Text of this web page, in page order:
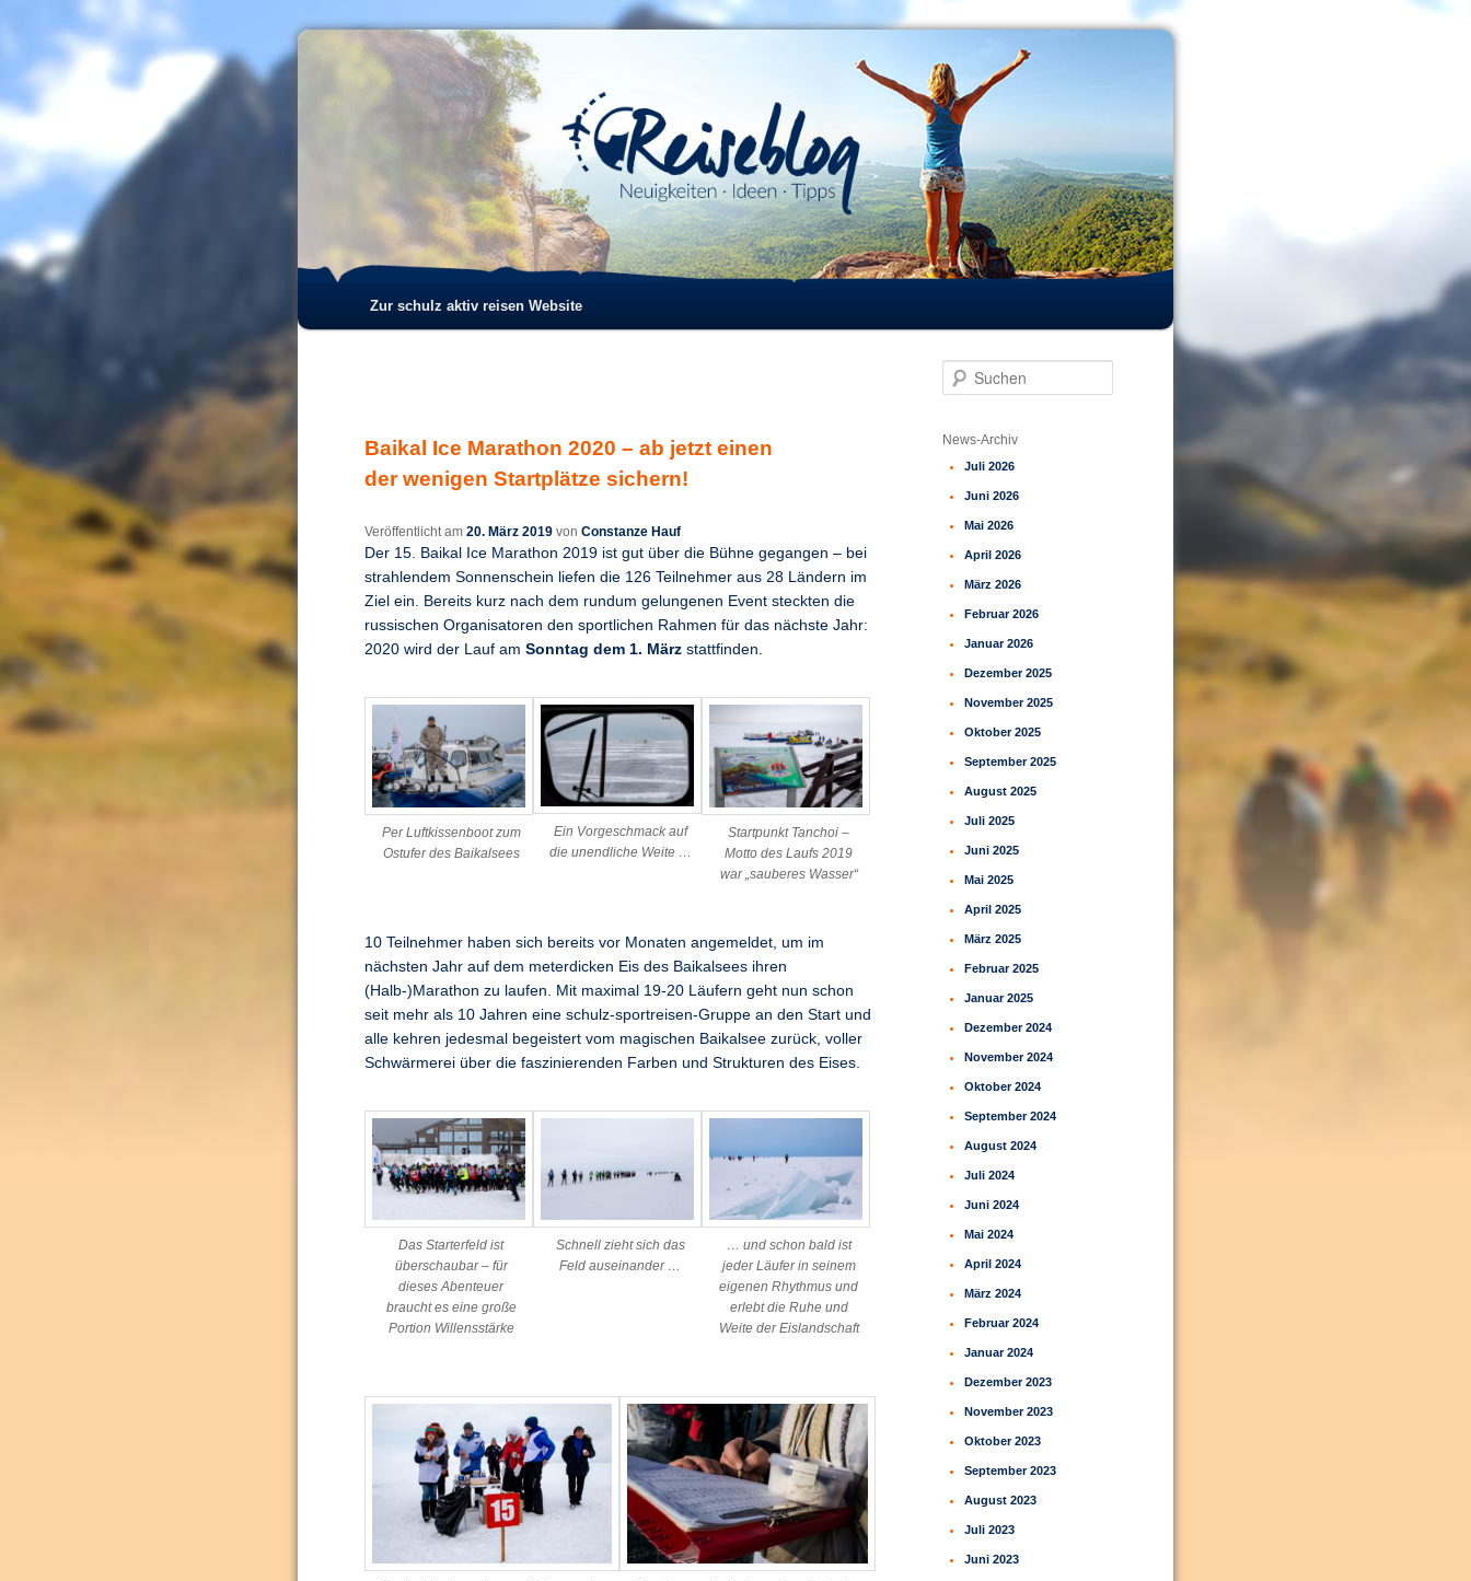
Zum
Zum
wechseln
Zur schulz aktiv reisen Website
Baikal Ice Marathon 2020 – ab jetzt einen
der wenigen Startplätze sichern!
Veröffentlicht am 20. März 2019 von Constanze Hauf
Der 15. Baikal Ice Marathon 2019 ist gut über die Bühne gegangen – bei
strahlendem Sonnenschein liefen die 126 Teilnehmer aus 28 Ländern im
Ziel ein. Bereits kurz nach dem rundum gelungenen Event steckten die
russischen Organisatoren den sportlichen Rahmen für das nächste Jahr:
2020 wird der Lauf am Sonntag dem 1. Märzstattfinden.
Per Luftkissenboot zum
Ostufer des Baikalsees
Ein Vorgeschmack auf
die unendliche Weite …
Startpunkt Tanchoi –
Motto des Laufs 2019
war „sauberes Wasser“
10 Teilnehmer haben sich bereits vor Monaten angemeldet, um im
nächsten Jahr auf dem meterdicken Eis des Baikalsees ihren
(Halb-)Marathon zu laufen. Mit maximal 19‑20 Läufern geht nun schon
seit mehr als 10 Jahren eine schulz-sportreisen-Gruppe an den Start und
alle kehren jedesmal begeistert vom magischen Baikalsee zurück, voller
Schwärmerei über die faszinierenden Farben und Strukturen des Eises.
Das Starterfeld ist
überschaubar – für
dieses Abenteuer
braucht es eine große
Portion Willensstärke
Schnell zieht sich das
Feld auseinander …
… und schon bald ist
jeder Läufer in seinem
eigenen Rhythmus und
erlebt die Ruhe und
Weite der Eislandschaft
h
News-Archiv
Juli 2026
Juni 2026
Mai 2026
April 2026
März 2026
Februar 2026
Januar 2026
Dezember 2025
November 2025
Oktober 2025
September 2025
August 2025
Juli 2025
Juni 2025
Mai 2025
April 2025
März 2025
Februar 2025
Januar 2025
Dezember 2024
November 2024
Oktober 2024
September 2024
August 2024
Juli 2024
Juni 2024
Mai 2024
April 2024
März 2024
Februar 2024
Januar 2024
Dezember 2023
November 2023
Oktober 2023
September 2023
August 2023
Juli 2023
Juni 2023